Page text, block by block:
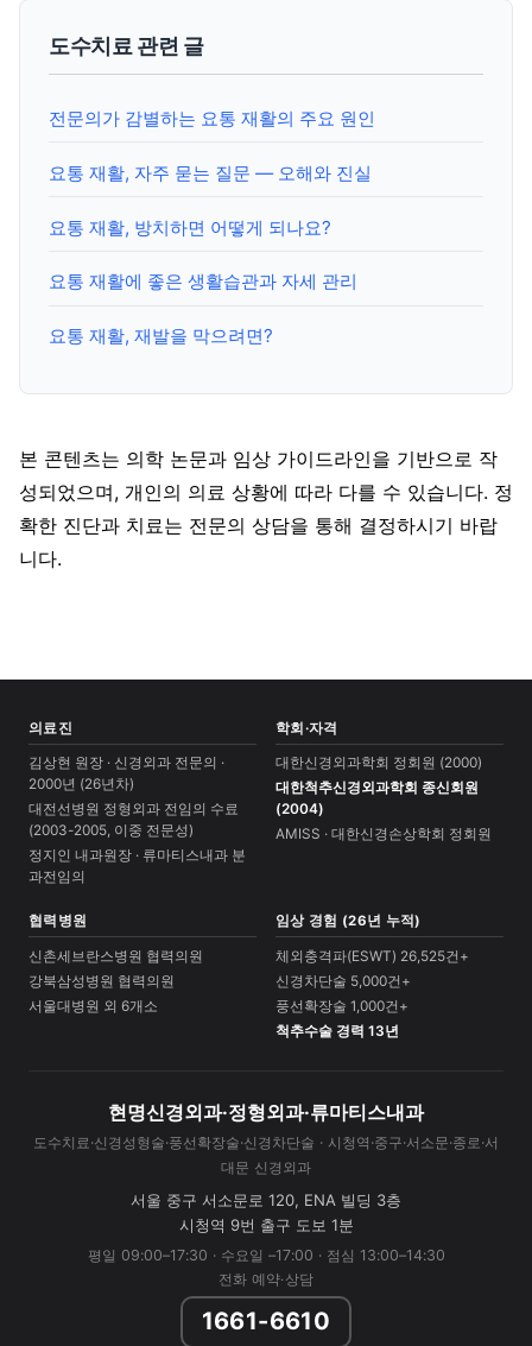
도수치료 관련 글
전문의가 감별하는 요통 재활의 주요 원인
요통 재활, 자주 묻는 질문 — 오해와 진실
요통 재활, 방치하면 어떻게 되나요?
요통 재활에 좋은 생활습관과 자세 관리
요통 재활, 재발을 막으려면?
본 콘텐츠는 의학 논문과 임상 가이드라인을 기반으로 작
성되었으며, 개인의 의료 상황에 따라 다를 수 있습니다. 정
확한 진단과 치료는 전문의 상담을 통해 결정하시기 바랍
니다.
의료진
김상현 원장 · 신경외과 전문의 ·
2000년 (26년차)
대전선병원 정형외과 전임의 수료
(2003-2005, 이중 전문성)
정지인 내과원장 · 류마티스내과 분
과전임의
학회·자격
대한신경외과학회 정회원 (2000)
대한척추신경외과학회 종신회원
(2004)
AMISS · 대한신경손상학회 정회원
협력병원
신촌세브란스병원 협력의원
강북삼성병원 협력의원
서울대병원 외 6개소
임상 경험 (26년 누적)
체외충격파(ESWT) 26,525건+
신경차단술 5,000건+
풍선확장술 1,000건+
척추수술 경력 13년
현명신경외과·정형외과·류마티스내과
도수치료·신경성형술·풍선확장술·신경차단술 · 시청역·중구·서소문·종로·서
대문 신경외과
서울 중구 서소문로 120, ENA 빌딩 3층
시청역 9번 출구 도보 1분
평일 09:00–17:30 · 수요일 –17:00 · 점심 13:00–14:30
전화 예약·상담
1661-6610